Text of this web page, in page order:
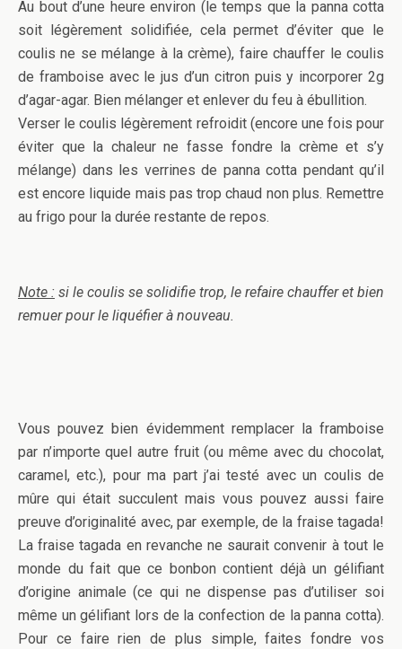
Au bout d’une heure environ (le temps que la panna cotta
soit légèrement solidifiée, cela permet d’éviter que le
coulis ne se mélange à la crème), faire chauffer le coulis
de framboise avec le jus d’un citron puis y incorporer 2g
d’agar-agar. Bien mélanger et enlever du feu à ébullition.
Verser le coulis légèrement refroidit (encore une fois pour
éviter que la chaleur ne fasse fondre la crème et s’y
mélange) dans les verrines de panna cotta pendant qu’il
est encore liquide mais pas trop chaud non plus. Remettre
au frigo pour la durée restante de repos.
Note : si le coulis se solidifie trop, le refaire chauffer et bien
remuer pour le liquéfier à nouveau.
Vous pouvez bien évidemment remplacer la framboise
par n’importe quel autre fruit (ou même avec du chocolat,
caramel, etc.), pour ma part j’ai testé avec un coulis de
mûre qui était succulent mais vous pouvez aussi faire
preuve d’originalité avec, par exemple, de la fraise tagada!
La fraise tagada en revanche ne saurait convenir à tout le
monde du fait que ce bonbon contient déjà un gélifiant
d’origine animale (ce qui ne dispense pas d’utiliser soi
même un gélifiant lors de la confection de la panna cotta).
Pour ce faire rien de plus simple, faites fondre vos